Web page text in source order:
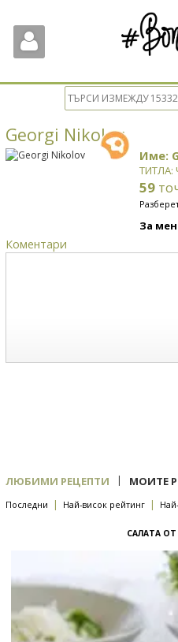
Georgi Nikolov
Име:
ТИТЛА:
59
За
Коментари
ЛЮБИМИ РЕЦЕПТИ | МОИТЕ
Последни | Най-висок рейтинг |
САЛАТА